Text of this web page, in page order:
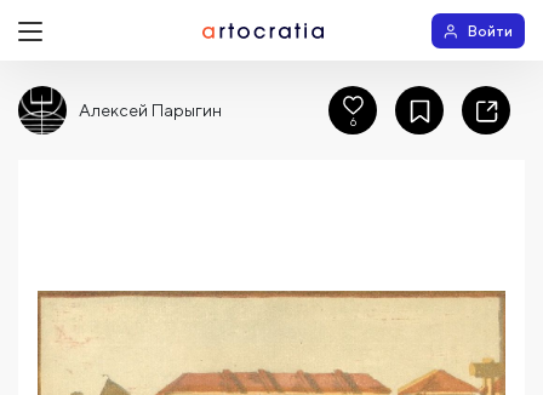
Войти
Алексей Парыгин
6